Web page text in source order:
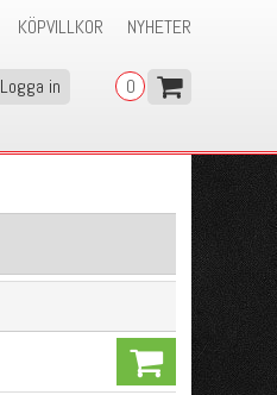
NYHETER
KÖPVILLKOR
0
Logga in